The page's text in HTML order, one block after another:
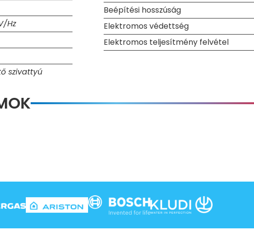
Hz
szivattyú
Beépítési hosszúság
Elektromos védettség
Elektromos teljesítmény felvétel